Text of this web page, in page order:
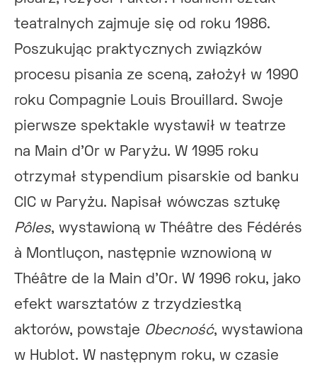
teatralnych zajmuje się od roku 1986.
Poszukując praktycznych związków
procesu pisania ze sceną, założył w 1990
roku Compagnie Louis Brouillard. Swoje
pierwsze spektakle wystawił w teatrze
na Main d’Or w Paryżu. W 1995 roku
otrzymał stypendium pisarskie od banku
CIC w Paryżu. Napisał wówczas sztukę
Pôles, wystawioną w Théâtre des Fédérés
à Montluçon, następnie wznowioną w
Théâtre de la Main d’Or. W 1996 roku, jako
efekt warsztatów z trzydziestką
aktorów, powstaje Obecność, wystawiona
w Hublot. W następnym roku, w czasie